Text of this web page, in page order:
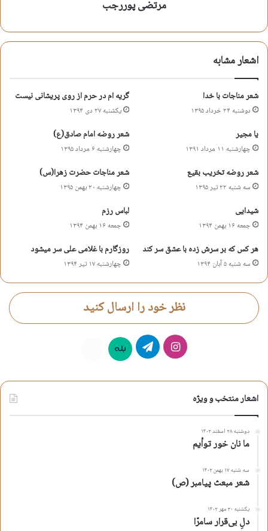
ما را نشانده اند کریمان کنار خویش
پروانه ایم و دور علی بال می زنیم
خارج نمی شود دل ما از مدار خویش
فردای حشر فاطمه دنبال کار ماست
کار تمام خلق می افتد به یار خویش
یکباره می دهیم ز دست اختیار خویش
علی اکبر لطیفیان
اشعار آیینی اشعار مناجات با خدا
اشعار مناجاتی
علی اکبر لطیفیان
مناجات با خدا
مرتضی پوررجب
اشعار مشابه
شعر مناجات با خدا
دوشنبه ۲۴ خرداد ۱۳۹۵
گریه ام در حرم از روی پریشانی نیست
یکشنبه ۲۷ دی ۱۳۹۴
یا مجیر
چهارشنبه ۱۱ مرداد ۱۳۹۱
شعر روضه امام صادق(ع)
چهارشنبه ۶ مرداد ۱۳۹۵
شعر روضه تخریب بقیع
سه شنبه ۲۲ تیر ۱۳۹۵
شعر مناجات حضرت زهرا(س)
چهارشنبه ۲۰ بهمن ۱۳۹۵
شیدایی
جمعه ۱۶ بهمن ۱۳۹۴
لباس رزم
جمعه ۱۶ بهمن ۱۳۹۴
هر کس که بر سرش زده با عشق سر کند
سه شنبه ۵ آبان ۱۳۹۴
روزگارم با غلامى على سر میشود
چهارشنبه ۱۷ تیر ۱۳۹۴
نظر خود را ارسال کنید
اینستاگرامتلگرام بله
اشعار منتخب و ویژه
دوشنبه ۲۸ اسفند ۱۴۰۲
ما نان خور توأیم
سه شنبه ۱۷ بهمن ۱۴۰۲
شعر مبعث پیامبر (ص)
یکشنبه ۳۰ مهر ۱۴۰۲
دلِ بی‌قرار سامرّا